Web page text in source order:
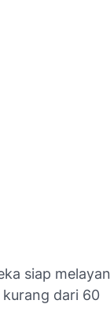
siap
dari 60